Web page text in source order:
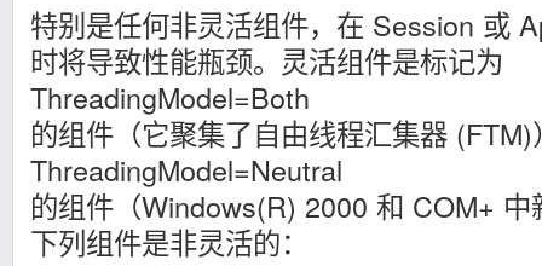
特别是任何非灵活组件，在 Session 或
时将导致性能瓶颈。灵活组件是标记为
ThreadingModel=Both
的组件（它聚集了自由线程汇集器
ThreadingModel=Neutral
的组件（Windows(R) 2000 和 COM+
下列组件是非灵活的：